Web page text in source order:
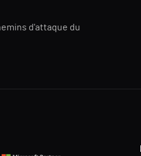
d'attaque du